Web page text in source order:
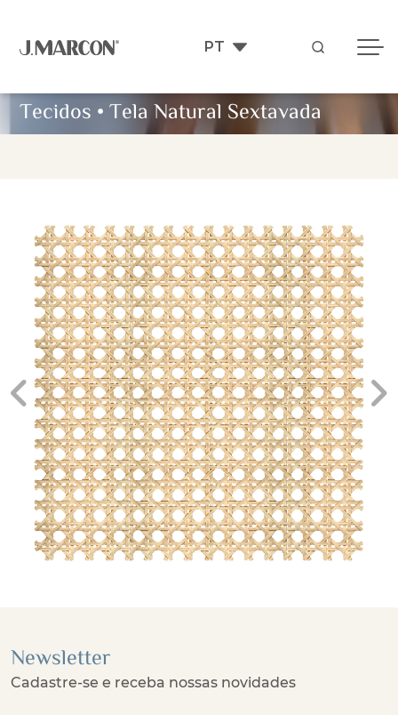
Tecidos •Tela Natural Sextavada
Previous
Newsletter
Cadastre-se e receba nossas novidades